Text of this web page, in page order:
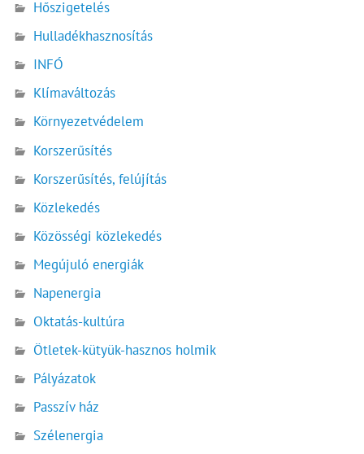
Hőszigetelés
Hulladékhasznosítás
INFÓ
Klímaváltozás
Környezetvédelem
Korszerűsítés
Korszerűsítés, felújítás
Közlekedés
Közösségi közlekedés
Megújuló energiák
Napenergia
Oktatás-kultúra
Ötletek-kütyük-hasznos holmik
Pályázatok
Passzív ház
Szélenergia